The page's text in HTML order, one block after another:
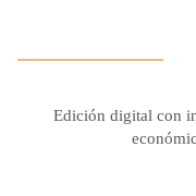
Edición digital con